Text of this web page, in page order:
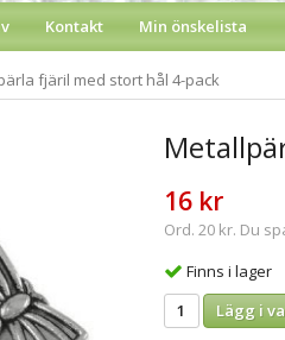
Kontakt Min önskelista
fjäril med stort hål 4-pack
16 kr
Ord. 20 kr. Du
Finns i lager
Lägg i